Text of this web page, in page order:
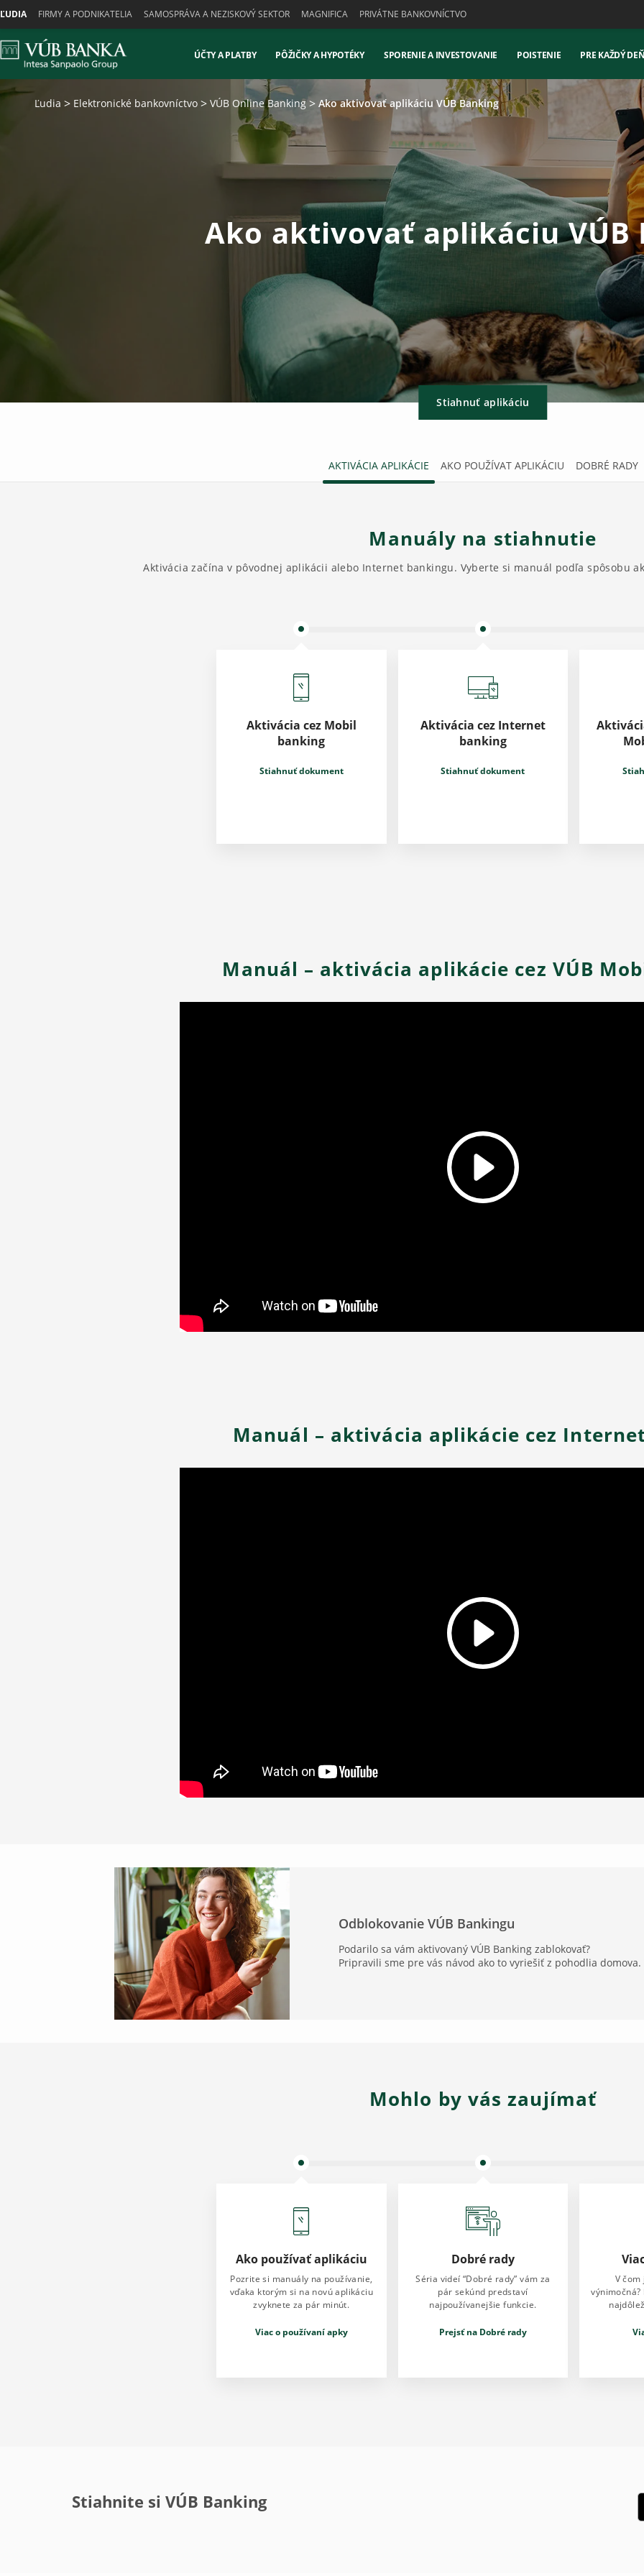
ĽUDIA FIRMY A PODNIKATELIA SAMOSPRÁVA A NEZISKOVÝ SEKTOR MAGNIFICA PRIVÁTNE BANKOVNÍCTVO
ÚČTY A PLATBY PÔŽIČKY A HYPOTÉKY SPORENIE A INVESTOVANIE POISTENIE PRE KAŽDÝ DEŇ
Ľudia Elektronické bankovníctvo VÚB Online Banking Ako aktivovať aplikáciu VÚB Banking
Ako aktivovať aplikáciu VÚB
Stiahnuť aplikáciu
AKTIVÁCIA APLIKÁCIE AKO POUŽÍVAT APLIKÁCIU DOBRÉ RADY
Manuály na stiahnutie
Aktivácia začína v pôvodnej aplikácii alebo Internet bankingu. Vyberte si manuál podľa spôsobu
Aktivácia cez Mobil
banking
Stiahnuť dokument
Aktivácia cez Internet
banking
Stiahnuť dokument
Manuál – aktivácia aplikácie cez VÚB
Manuál – aktivácia aplikácie cez
Odblokovanie VÚB Bankingu
Podarilo sa vám aktivovaný VÚB Banking zablokovať?
Pripravili sme pre vás návod ako to vyriešiť z pohodlia domova.
Mohlo by vás zaujímať
Ako používať aplikáciu
Pozrite si manuály na používanie,
vďaka ktorým si na novú aplikáciu
zvyknete za pár minút.
Viac o používaní apky
Dobré rady
Séria videí “Dobré rady” vám za
pár sekúnd predstaví
najpoužívanejšie funkcie.
Prejsť na Dobré rady
V
Stiahnite si VÚB Banking